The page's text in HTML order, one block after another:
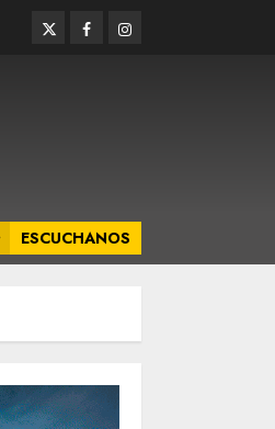
TwitterFacebookInstagram
ESCUCHANOS